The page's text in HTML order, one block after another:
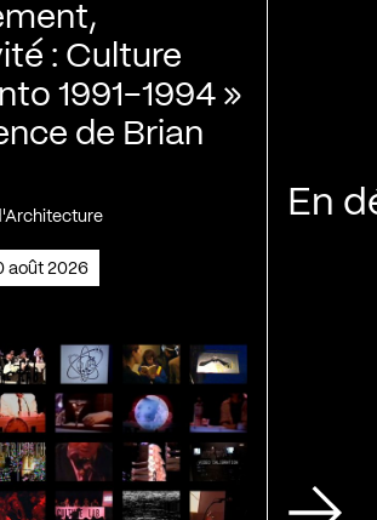
: Culture
1991-1994 »
de Brian
août 2026
En